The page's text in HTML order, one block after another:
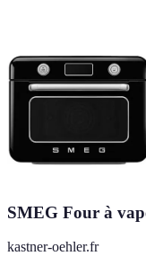
SMEG Four à
kastner-oehler.fr